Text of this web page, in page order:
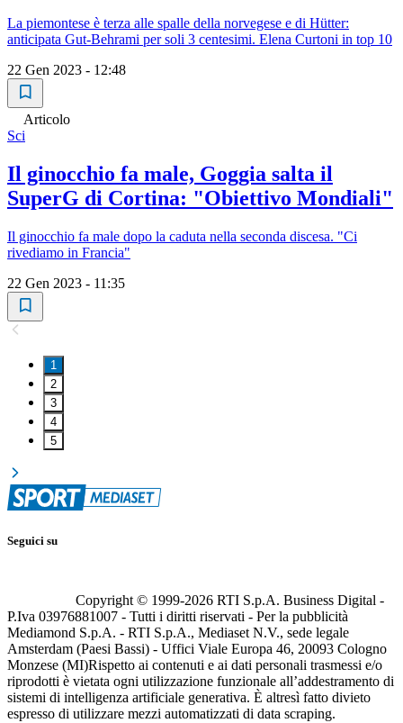
La piemontese è terza alle spalle della norvegese e di Hütter:
anticipata Gut-Behrami per soli 3 centesimi. Elena Curtoni in top 10
22 Gen 2023 - 12:48
Articolo
Sci
Il ginocchio fa male, Goggia salta il
SuperG di Cortina: "Obiettivo Mondiali"
Il ginocchio fa male dopo la caduta nella seconda discesa. "Ci
rivediamo in Francia"
22 Gen 2023 - 11:35
1
2
3
4
5
Seguici su
Copyright © 1999-2026 RTI S.p.A. Business Digital -
P.Iva 03976881007 - Tutti i diritti riservati - Per la pubblicità
Mediamond S.p.A. - RTI S.p.A., Mediaset N.V., sede legale
Amsterdam (Paesi Bassi) - Uffici Viale Europa 46, 20093 Cologno
Monzese (MI)Rispetto ai contenuti e ai dati personali trasmessi e/o
riprodotti è vietata ogni utilizzazione funzionale all’addestramento di
sistemi di intelligenza artificiale generativa. È altresì fatto divieto
espresso di utilizzare mezzi automatizzati di data scraping.